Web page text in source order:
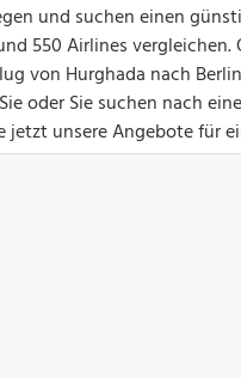
und suchen einen
550 Airlines vergleichen.
von Hurghada nach
oder Sie suchen nach
jetzt unsere Angebote für